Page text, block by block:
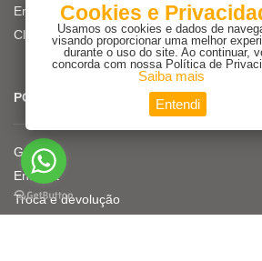
Empresa
Clientes
Dicas
POLÍTICAS
Garantia
Entrega
Troca e devolução
Cookies e
Usamos os cookies e dados de
visando proporcionar uma melhor
durante o uso do site. Ao continuar,
concorda com nossa Política de
Saiba mais
Entendi